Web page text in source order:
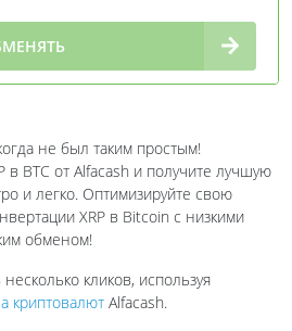
не был таким простым!
в BTC от Alfaсash и получите лучшую
и легко. Оптимизируйте свою
XRP в Bitcoin с низкими
обменом!
кликов, используя
криптовалют Alfacash.